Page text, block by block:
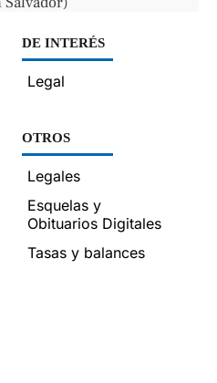
DE INTERÉS
Legal
OTROS
Legales
Esquelas y
Obituarios Digitales
Tasas y balances